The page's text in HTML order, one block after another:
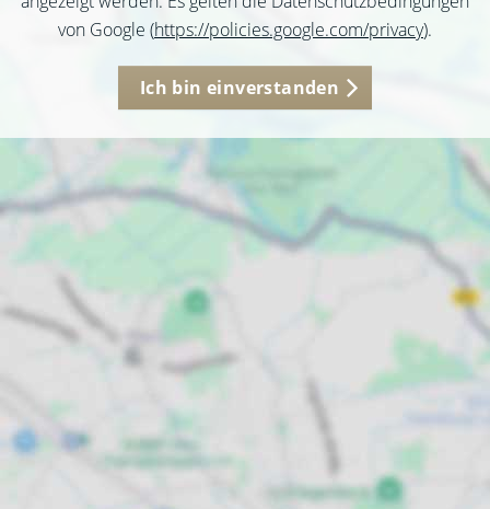
von Google (https://policies.google.com/privacy).
Ich bin einverstanden